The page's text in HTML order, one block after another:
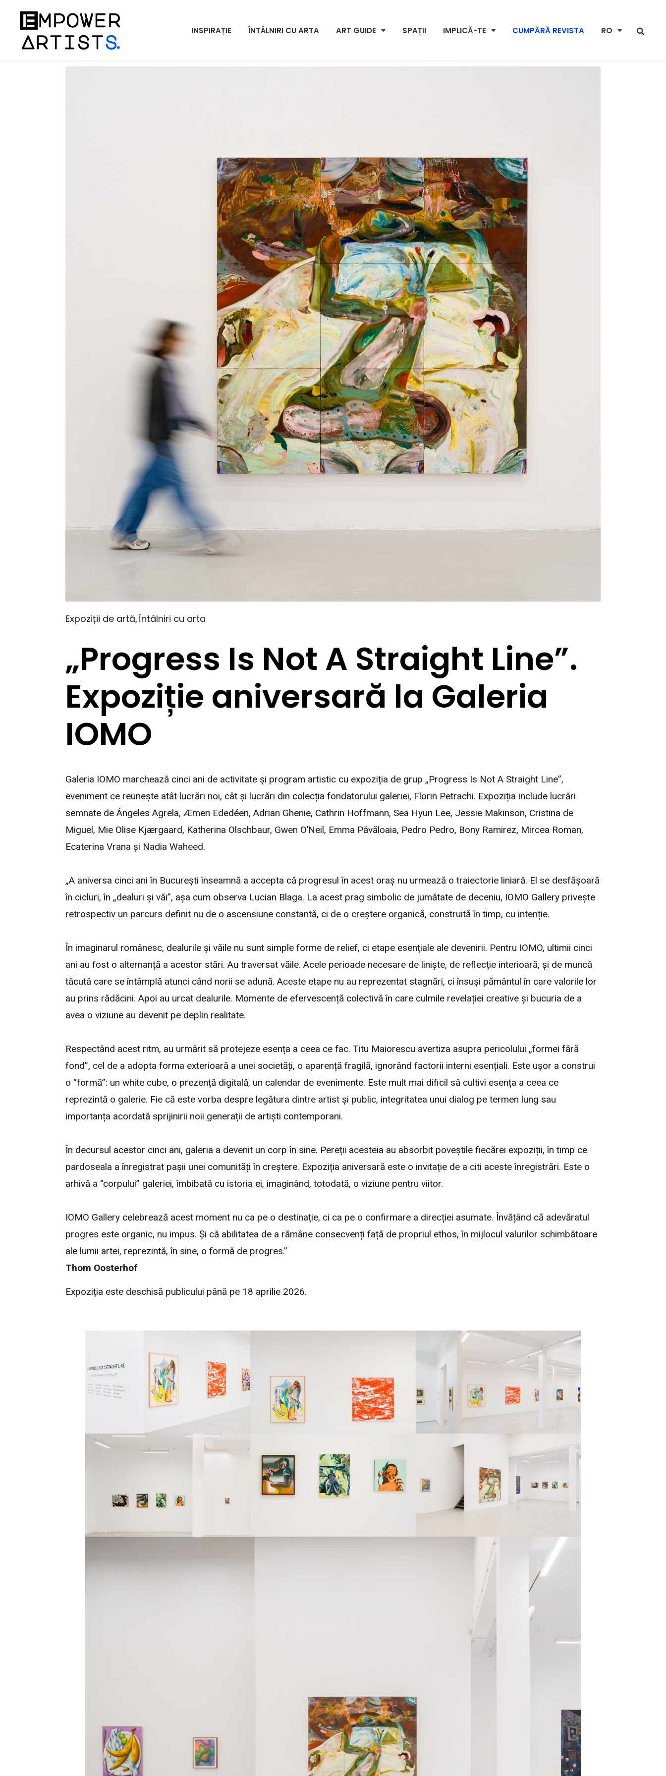
INSPIRAȚIE ÎNTÂLNIRI CU ARTA ART GUIDE SPAȚII IMPLICĂ-TE CUMPĂRĂ REVISTA RO
Expoziții de artă,Întâlniri cu arta
„Progress Is Not A Straight Line”.
Expoziție aniversară la Galeria
IOMO
Galeria IOMO marchează cinci ani de activitate și program artistic cu expoziția de grup „Progress Is Not A Straight Line”,
eveniment ce reunește atât lucrări noi, cât și lucrări din colecția fondatorului galeriei, Florin Petrachi. Expoziția include lucrări
semnate de Ángeles Agrela, Æmen Ededéen, Adrian Ghenie, Cathrin Hoffmann, Sea Hyun Lee, Jessie Makinson, Cristina de
Miguel, Mie Olise Kjærgaard, Katherina Olschbaur, Gwen O’Neil, Emma Păvăloaia, Pedro Pedro, Bony Ramirez, Mircea Roman,
Ecaterina Vrana și Nadia Waheed.
„A aniversa cinci ani în București înseamnă a accepta că progresul în acest oraș nu urmează o traiectorie liniară. El se desfășoară
în cicluri, în „dealuri și văi”, așa cum observa Lucian Blaga. La acest prag simbolic de jumătate de deceniu, IOMO Gallery privește
retrospectiv un parcurs definit nu de o ascensiune constantă, ci de o creștere organică, construită în timp, cu intenție.
În imaginarul românesc, dealurile și văile nu sunt simple forme de relief, ci etape esențiale ale devenirii. Pentru IOMO, ultimii cinci
ani au fost o alternanță a acestor stări. Au traversat văile. Acele perioade necesare de liniște, de reflecție interioară, și de muncă
tăcută care se întâmplă atunci când norii se adună. Aceste etape nu au reprezentat stagnări, ci însuși pământul în care valorile lor
au prins rădăcini. Apoi au urcat dealurile. Momente de efervescență colectivă în care culmile revelației creative și bucuria de a
avea o viziune au devenit pe deplin realitate.
Respectând acest ritm, au urmărit să protejeze esența a ceea ce fac. Titu Maiorescu avertiza asupra pericolului „formei fără
fond”, cel de a adopta forma exterioară a unei societăți, o aparență fragilă, ignorând factorii interni esențiali. Este ușor a construi
o “formă”: un white cube, o prezență digitală, un calendar de evenimente. Este mult mai dificil să cultivi esența a ceea ce
reprezintă o galerie. Fie că este vorba despre legătura dintre artist și public, integritatea unui dialog pe termen lung sau
importanța acordată sprijinirii noii generații de artiști contemporani.
În decursul acestor cinci ani, galeria a devenit un corp în sine. Pereții acesteia au absorbit poveștile fiecărei expoziții, în timp ce
pardoseala a înregistrat pașii unei comunități în creștere. Expoziția aniversară este o invitație de a citi aceste înregistrări. Este o
arhivă a “corpului” galeriei, îmbibată cu istoria ei, imaginând, totodată, o viziune pentru viitor.
IOMO Gallery celebrează acest moment nu ca pe o destinație, ci ca pe o confirmare a direcției asumate. Învățând că adevăratul
progres este organic, nu impus. Și că abilitatea de a rămâne consecvenți față de propriul ethos, în mijlocul valurilor schimbătoare
ale lumii artei, reprezintă, în sine, o formă de progres.”
Thom Oosterhof
Expoziția este deschisă publicului până pe 18 aprilie 2026.